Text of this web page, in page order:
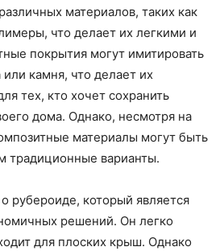
материалов, таких как
что делает их легкими и
покрытия могут имитировать
камня, что делает их
тех, кто хочет сохранить
дома. Однако, несмотря на
материалы могут быть
традиционные варианты.
рубероиде, который является
решений. Он легко
для плоских крыш. Однако